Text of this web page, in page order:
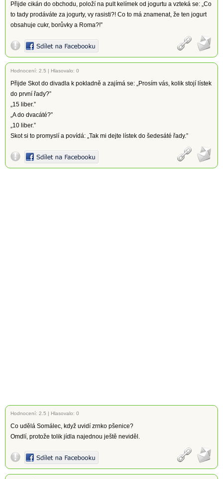
Přijde cikán do obchodu, položí na pult kelímek od jogurtu a vzteká se: „Co
to tady prodáváte za jogurty, vy rasisti?! Co to má znamenat, že ten jogurt
obsahuje cukr, borůvky a Roma?!”
Hodnocení: 2.5 | Hlasovalo: 0
Přijde Skot do divadla k pokladně a zajímá se: „Prosím vás, kolik stojí lístek
do první řady?”
„15 liber.”
„A do dvacáté?”
„10 liber.”
Skot si to promyslí a povídá: „Tak mi dejte lístek do šedesáté řady.”
Hodnocení: 2.5 | Hlasovalo: 0
Co udělá Somálec, když uvidí zrnko pšenice?
Omdlí, protože tolik jídla najednou ještě neviděl.